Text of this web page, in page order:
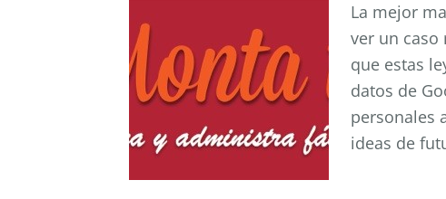
La mejor
ver un caso
que estas
datos de
personales
ideas de